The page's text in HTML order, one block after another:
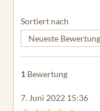
Sortiert nach
1 Bewertung
7. Juni 2022 15:36